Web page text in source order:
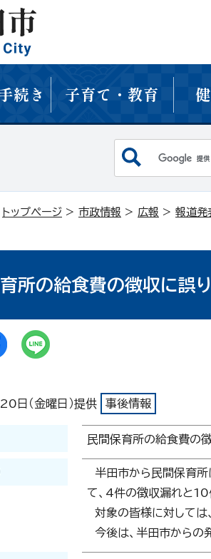
続き 子育て・教育
トップページ > 市政情報 > 広報 > 報道発
所の給食費の徴収に誤
日（金曜日）提供 事後情報
民間保育所の給食費の
半田市から民間保育所
て、4件の徴収漏れと10
対象の皆様に対しては
今後は、半田市からの